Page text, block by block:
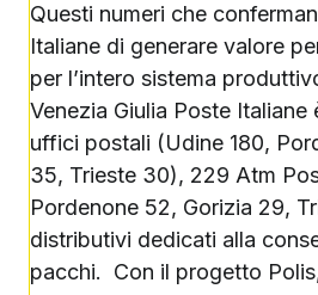
Questi numeri che
Italiane di generare valore
per l’intero sistema
Venezia Giulia Poste
uffici postali (Udine 180,
35, Trieste 30), 229 Atm
Pordenone 52, Gorizia 29,
distributivi dedicati alla
pacchi. Con il progetto